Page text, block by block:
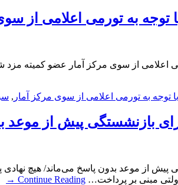
توجه به تورمی اعلامی از
اعلامی از سوی مرکز آمار عضو کمیته مزد
توجه به تورمی اعلامی از سوی مرکز آمار ,
بازنشستگی پیش از موعد
پیش از موعد بدون پاسخ می‌ماند/ هیچ
مبنی بر پرداخت… Continue Reading
→